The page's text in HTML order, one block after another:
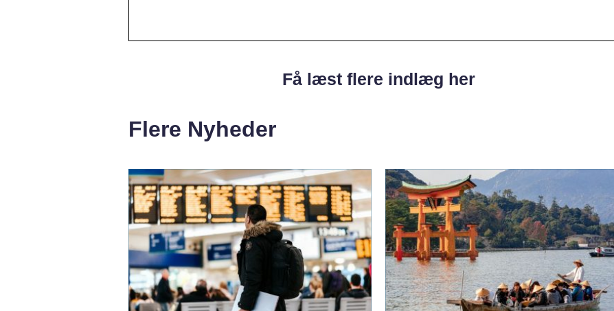
Få læst flere indlæg her
Flere Nyheder